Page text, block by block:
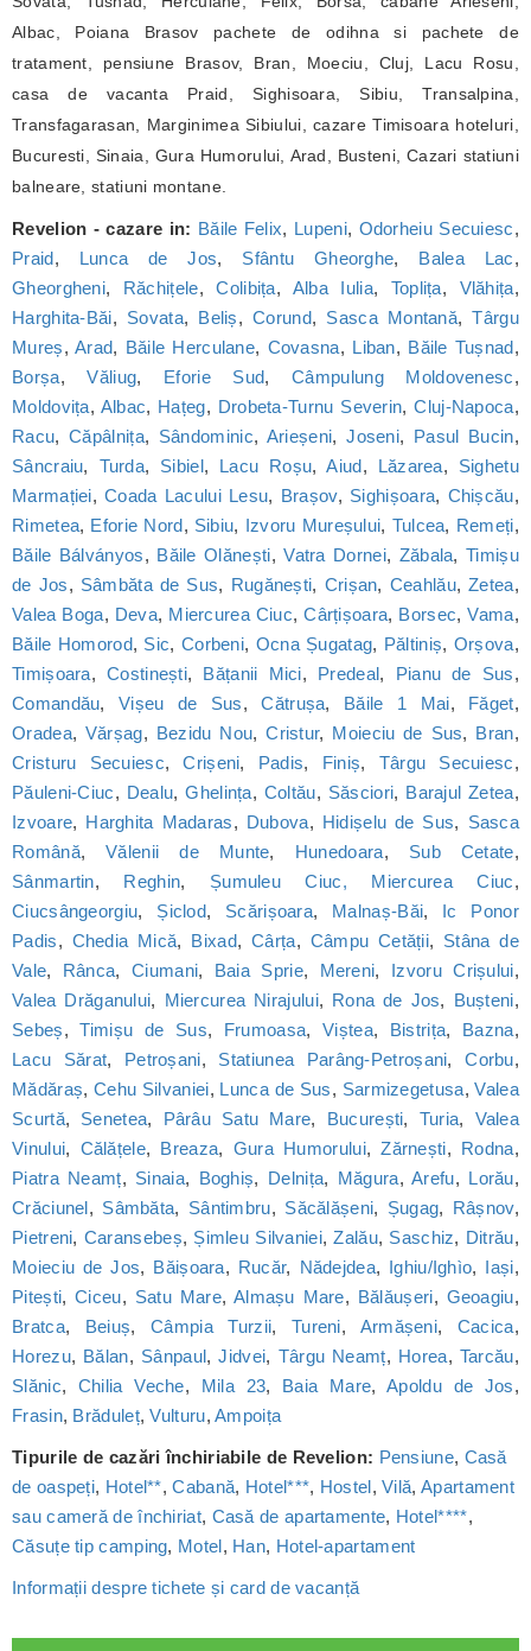
Albac, Poiana Brasov pachete de odihna si pachete de
tratament, pensiune Brasov, Bran, Moeciu, Cluj, Lacu Rosu,
casa de vacanta Praid, Sighisoara, Sibiu, Transalpina,
Transfagarasan, Marginimea Sibiului, cazare Timisoara hoteluri,
Bucuresti, Sinaia, Gura Humorului, Arad, Busteni, Cazari statiuni
balneare, statiuni montane.
Revelion - cazare in: Băile Felix, Lupeni, Odorheiu Secuiesc,
Praid, Lunca de Jos, Sfântu Gheorghe, Balea Lac,
Gheorgheni, Răchițele,Colibița, Alba Iulia, Toplița, Vlăhița,
Harghita-Băi, Sovata, Beliș,Corund, Sasca Montană,Târgu
Mureș, Arad, Băile Herculane, Covasna, Liban, Băile Tușnad,
Borșa,Văliug, Eforie Sud,Câmpulung Moldovenesc,
Moldovița, Albac, Hațeg, Drobeta-Turnu Severin,Cluj-Napoca,
Racu,Căpâlnița, Sândominic, Arieșeni,Joseni, Pasul Bucin,
Sâncraiu, Turda, Sibiel, Lacu Roșu,Aiud, Lăzarea, Sighetu
Marmației,Coada Lacului Lesu, Brașov, Sighișoara, Chișcău,
Rimetea, Eforie Nord, Sibiu, Izvoru Mureșului, Tulcea, Remeți,
Băile Bálványos, Băile Olănești,Vatra Dornei, Zăbala,Timișu
de Jos, Sâmbăta de Sus, Rugănești, Crișan, Ceahlău,Zetea,
Valea Boga, Deva, Miercurea Ciuc,Cârțișoara, Borsec,Vama,
Băile Homorod, Sic, Corbeni, Ocna Șugatag, Păltiniș, Orșova,
Timișoara,Costinești, Bățanii Mici, Predeal, Pianu de Sus,
Comandău,Vișeu de Sus,Cătrușa, Băile 1 Mai, Făget,
Oradea, Vărșag, Bezidu Nou,Cristur, Moieciu de Sus, Bran,
Cristuru Secuiesc,Crișeni, Padis, Finiș, Târgu Secuiesc,
Păuleni-Ciuc, Dealu,Ghelința, Coltău, Săsciori, Barajul Zetea,
Izvoare, Harghita Madaras, Dubova, Hidișelu de Sus, Sasca
Română,Vălenii de Munte, Hunedoara, Sub Cetate,
Sânmartin, Reghin, Șumuleu Ciuc, Miercurea Ciuc,
Ciucsângeorgiu, Șiclod, Scărișoara, Malnaș-Băi, Ic Ponor
Padis, Chedia Mică, Bixad,Cârța, Câmpu Cetății, Stâna de
Vale, Rânca,Ciumani, Baia Sprie, Mereni, Izvoru Crișului,
Valea Drăganului, Miercurea Nirajului, Rona de Jos, Bușteni,
Sebeș,Timișu de Sus, Frumoasa,Viștea, Bistrița, Bazna,
Lacu Sărat, Petroșani, Statiunea Parâng-Petroșani,Corbu,
Mădăraș,Cehu Silvaniei, Lunca de Sus, Sarmizegetusa,Valea
Scurtă, Senetea, Pârâu Satu Mare, București, Turia, Valea
Vinului, Călățele, Breaza, Gura Humorului,Zărnești, Rodna,
Piatra Neamț, Sinaia, Boghiș, Delnița, Măgura,Arefu, Lorău,
Crăciunel, Sâmbăta, Sântimbru, Săcălășeni, Șugag, Râșnov,
Pietreni, Caransebeș, Șimleu Silvaniei,Zalău, Saschiz, Ditrău,
Moieciu de Jos, Băișoara, Rucăr, Nădejdea, Ighiu/Ighìo, Iași,
Pitești,Ciceu, Satu Mare, Almașu Mare, Bălăușeri, Geoagiu,
Bratca, Beiuș, Câmpia Turzii, Tureni, Armășeni, Cacica,
Horezu, Bălan, Sânpaul,Jidvei, Târgu Neamț, Horea, Tarcău,
Slănic, Chilia Veche, Mila 23, Baia Mare,Apoldu de Jos,
Frasin, Brăduleț,Vulturu,Ampoița
Tipurile de cazări închiriabile de Revelion: Pensiune, Casă
de oaspeți, Hotel**,Cabană, Hotel***, Hostel,Vilă, Apartament
sau cameră de închiriat, Casă de apartamente, Hotel****,
Căsuțe tip camping, Motel, Han, Hotel-apartament
Informații despre tichete și card de vacanță